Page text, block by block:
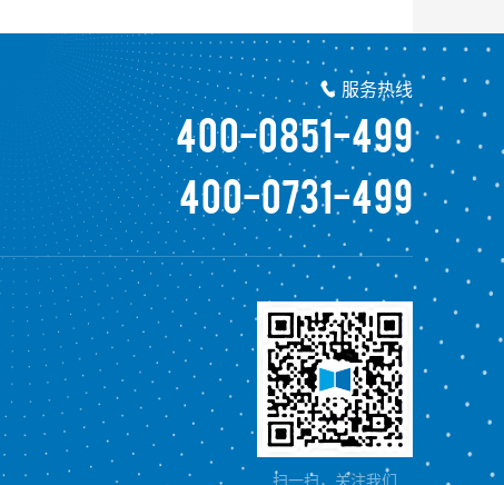
 服务热线
400-0851-499
400-0731-499
扫一扫，关注我们